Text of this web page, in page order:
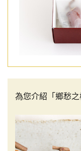
為您介紹「鄉愁